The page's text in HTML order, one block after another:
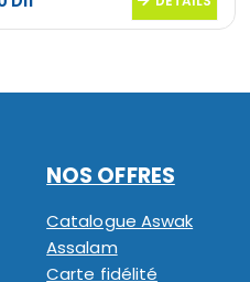
NOS OFFRES
Catalogue Aswak
Assalam
Carte fidélité